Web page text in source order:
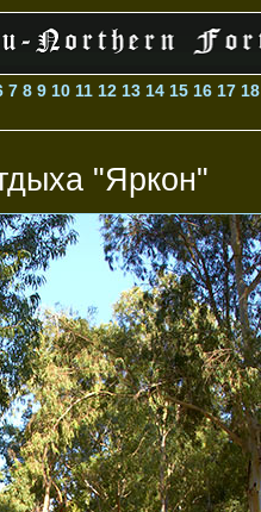
7 8 9 10 11 12 13 14 15 16 17 18
"Яркон"